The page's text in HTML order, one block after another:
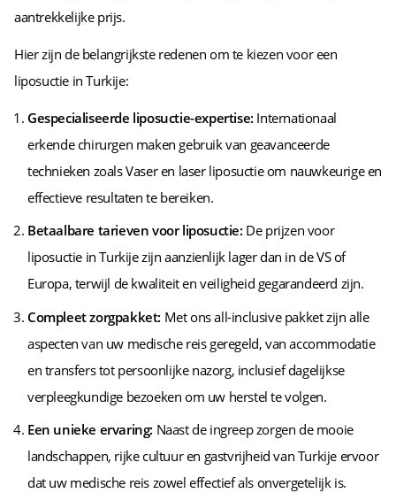
aantrekkelijke prijs.
Hier zijn de belangrijkste redenen om te kiezen voor een
liposuctie in Turkije:
Gespecialiseerde liposuctie-expertise: Internationaal
erkende chirurgen maken gebruik van geavanceerde
technieken zoals Vaser en laser liposuctie om nauwkeurige en
effectieve resultaten te bereiken.
Betaalbare tarieven voor liposuctie: De prijzen voor
liposuctie in Turkije zijn aanzienlijk lager dan in de VS of
Europa, terwijl de kwaliteit en veiligheid gegarandeerd zijn.
Compleet zorgpakket: Met ons all-inclusive pakket zijn alle
aspecten van uw medische reis geregeld, van accommodatie
en transfers tot persoonlijke nazorg, inclusief dagelijkse
verpleegkundige bezoeken om uw herstel te volgen.
Een unieke ervaring: Naast de ingreep zorgen de mooie
landschappen, rijke cultuur en gastvrijheid van Turkije ervoor
dat uw medische reis zowel effectief als onvergetelijk is.